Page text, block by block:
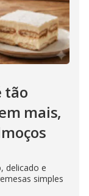
tão
mais,
delicado e
simples